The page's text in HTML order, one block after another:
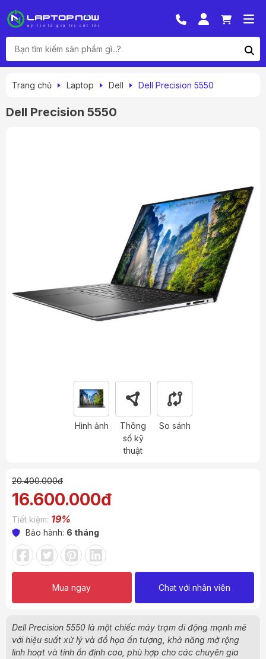
Trang chủ Laptop Dell Dell Precision 5550
Dell Precision 5550
Hình ảnh
Thông
số kỹ
thuật
So sánh
20.400.000đ
16.600.000đ
Tiết kiệm: 19%
Bảo hành: 6 tháng
Mua ngay Chat với nhân viên
Dell Precision 5550 là một chiếc máy trạm di động mạnh mẽ
với hiệu suất xử lý và đồ họa ấn tượng, khả năng mở rộng
linh hoạt và tính ổn định cao, phù hợp cho các chuyên gia